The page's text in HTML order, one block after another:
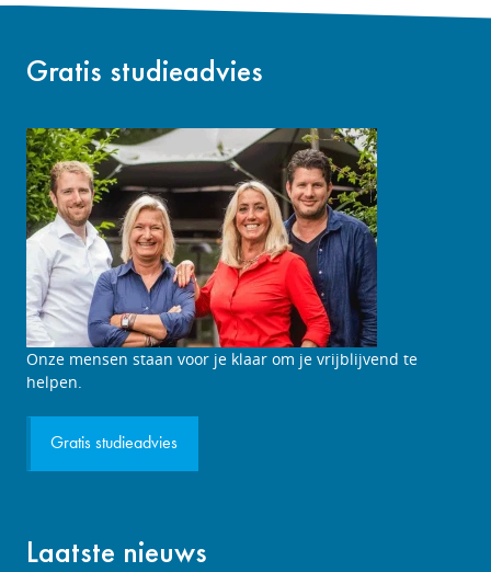
Gratis studieadvies
Studieadviesgesprek
aanvragen
Onze mensen staan voor je klaar om je vrijblijvend te
helpen.
Gratis studieadvies
Laatste nieuws